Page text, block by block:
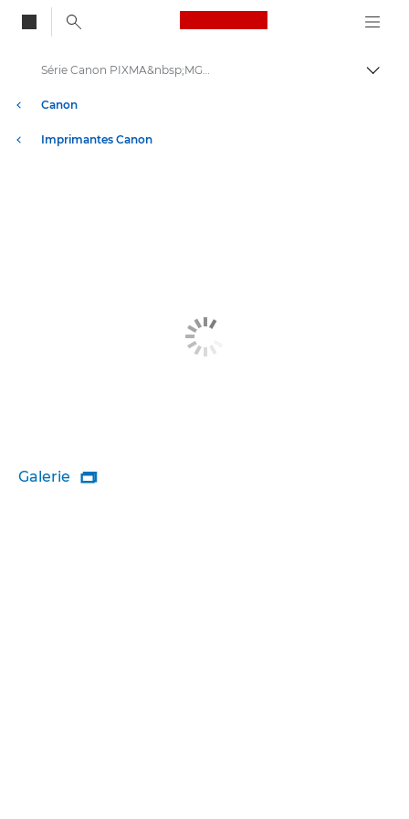
Canon Logo, back
Canon
Imprimantes Canon
Série Canon PIXMA&nbsp;MG7700 -
Galerie 